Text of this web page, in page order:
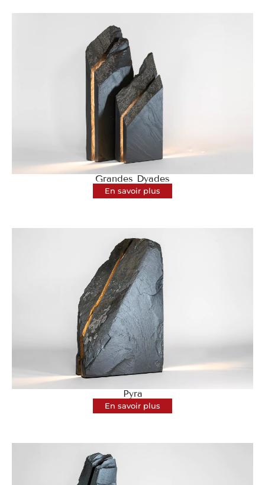
Grandes Dyades
En savoir plus
Pyra
En savoir plus